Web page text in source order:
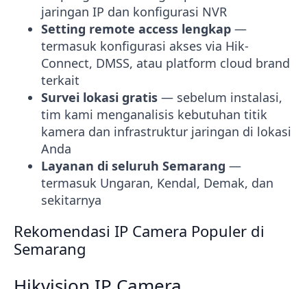
jaringan IP dan konfigurasi NVR
Setting remote access lengkap —
termasuk konfigurasi akses via Hik-
Connect, DMSS, atau platform cloud brand
terkait
Survei lokasi gratis — sebelum instalasi,
tim kami menganalisis kebutuhan titik
kamera dan infrastruktur jaringan di lokasi
Anda
Layanan di seluruh Semarang —
termasuk Ungaran, Kendal, Demak, dan
sekitarnya
Rekomendasi IP Camera Populer di
Semarang